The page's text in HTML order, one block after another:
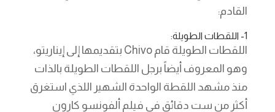
القادم:
1- اللقطات الطويلة:
اللقطات الطويلة قام Chivo بتقديمها إلى إيناريتو،
وهو المعروف أيضاً برجل اللقطات الطويلة بالذات
منذ مشهد اللقطة الواحدة الشهير اللذي استغرق
أكثر من ست دقائق في فيلم ألفونسو كارون